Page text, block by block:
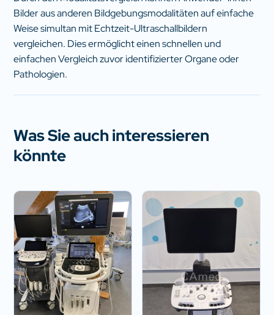
Bilder aus anderen Bildgebungsmodalitäten auf einfache
Weise simultan mit Echtzeit-Ultraschallbildern
vergleichen. Dies ermöglicht einen schnellen und
einfachen Vergleich zuvor identifizierter Organe oder
Pathologien.
Was Sie auch interessieren
könnte